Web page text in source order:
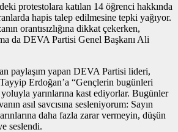
protestolara katılan 14 öğrenci hakkında
hapis talep edilmesine tepki yağıyor.
orantısızlığına dikkat çekerken,
da DEVA Partisi Genel Başkanı Ali
paylaşım yapan DEVA Partisi lideri,
Erdoğan’a “Gençlerin bugünleri
yarınlarına kast ediyorlar. Bugünler
asıl savcısına sesleniyorum: Sayın
daha fazla zarar vermeyin, düşün
seslendi.